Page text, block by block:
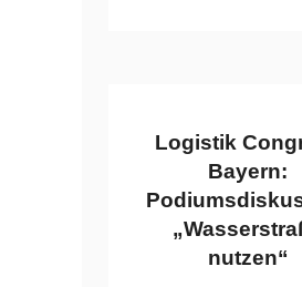
Logistik
Bayern:
nutzen“